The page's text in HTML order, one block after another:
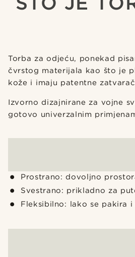
Torba za odjeću, ponekad
čvrstog materijala kao što je
kože i imaju patentne
Izvorno dizajnirane za vojne
gotovo univerzalnim
Prostrano: dovoljno
Svestrano: prikladno za
Fleksibilno: lako se pakira